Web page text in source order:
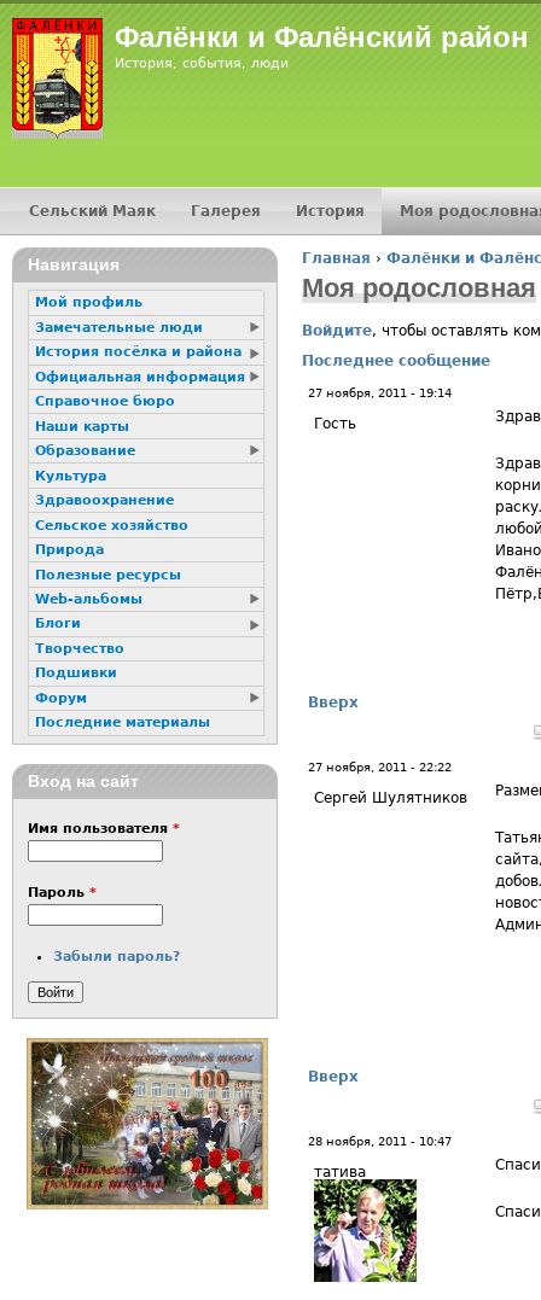
Фалёнки и Фалёнский район
История, события, люди
Вы здесь
Главная › Фалёнки и
Моя родословная
Войдите, чтобы оставлять
Последнее сообщение
27 ноября, 2011 - 19:14
Гость
Вверх
27 ноября, 2011 - 22:22
Сергей Шулятников
Вверх
28 ноября, 2011 - 10:47
татива
Главное меню
Сельский Маяк Галерея История Моя
16+
Навигация
Мой профиль
Замечательные люди
История посёлка и района
Официальная информация
Справочное бюро
Наши карты
Образование
Культура
Здравоохранение
Сельское хозяйство
Природа
Полезные ресурсы
Web-альбомы
Блоги
Творчество
Подшивки
Форум
Последние материалы
Вход на сайт
Имя пользователя *
Пароль *
Забыли пароль?